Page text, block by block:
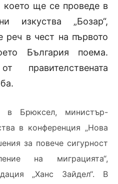
ще се проведе в
изкуства „Бозар“,
реч в чест на първото
България поема.
правителствената
в Брюксел, министър-
в конференция „Нова
за повече сигурност
на миграцията“,
„Ханс Зайдел“. В